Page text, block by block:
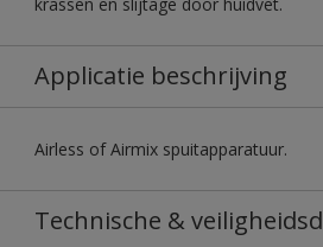
Applicatie beschrijving
Airless of Airmix spuitapparatuur.
Technische &